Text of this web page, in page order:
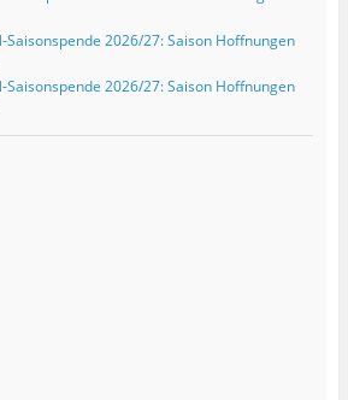
Saisonspende 2026/27: Saison Hoffnungen
Saisonspende 2026/27: Saison Hoffnungen